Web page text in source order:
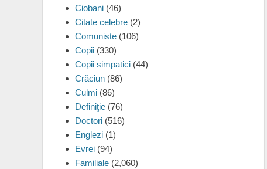
Ciobani (46)
Citate celebre (2)
Comuniste (106)
Copii (330)
Copii simpatici (44)
Crăciun (86)
Culmi (86)
Definiţie (76)
Doctori (516)
Englezi (1)
Evrei (94)
Familiale (2,060)